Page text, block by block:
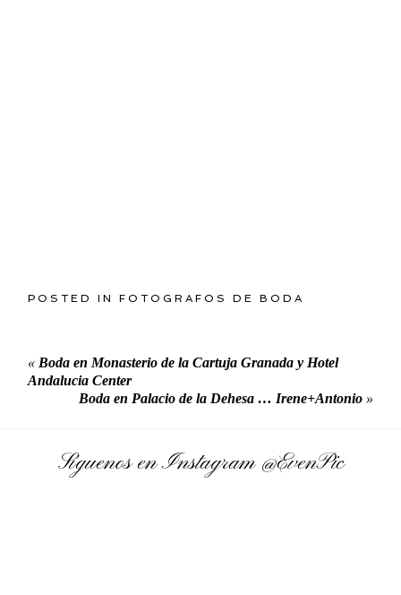
POSTED INFOTOGRAFOS DE BODA
« Boda en Monasterio de la Cartuja Granada y Hotel
Andalucia Center
Boda en Palacio de la Dehesa … Irene+Antonio »
Síguenos en Instagram@EvenPic